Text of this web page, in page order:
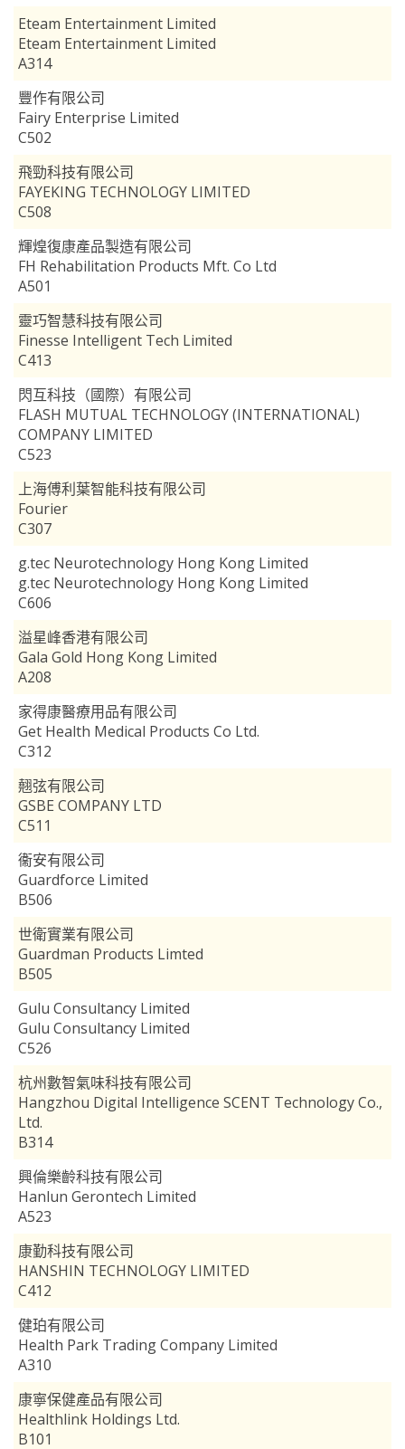
Eteam Entertainment Limited
Eteam Entertainment Limited
A314
豐作有限公司
Fairy Enterprise Limited
C502
飛勁科技有限公司
FAYEKING TECHNOLOGY LIMITED
C508
輝煌復康產品製造有限公司
FH Rehabilitation Products Mft. Co Ltd
A501
靈巧智慧科技有限公司
Finesse Intelligent Tech Limited
C413
閃互科技（國際）有限公司
FLASH MUTUAL TECHNOLOGY (INTERNATIONAL)
COMPANY LIMITED
C523
上海傅利葉智能科技有限公司
Fourier
C307
g.tec Neurotechnology Hong Kong Limited
g.tec Neurotechnology Hong Kong Limited
C606
溢星峰香港有限公司
Gala Gold Hong Kong Limited
A208
家得康醫療用品有限公司
Get Health Medical Products Co Ltd.
C312
翹弦有限公司
GSBE COMPANY LTD
C511
衞安有限公司
Guardforce Limited
B506
世衛實業有限公司
Guardman Products Limted
B505
Gulu Consultancy Limited
Gulu Consultancy Limited
C526
杭州數智氣味科技有限公司
Hangzhou Digital Intelligence SCENT Technology Co.,
Ltd.
B314
興倫樂齡科技有限公司
Hanlun Gerontech Limited
A523
康勤科技有限公司
HANSHIN TECHNOLOGY LIMITED
C412
健珀有限公司
Health Park Trading Company Limited
A310
康寧保健產品有限公司
Healthlink Holdings Ltd.
B101